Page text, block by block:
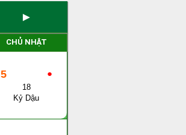
►
CHỦ NHẬT
●
5
18
Kỷ Dậu